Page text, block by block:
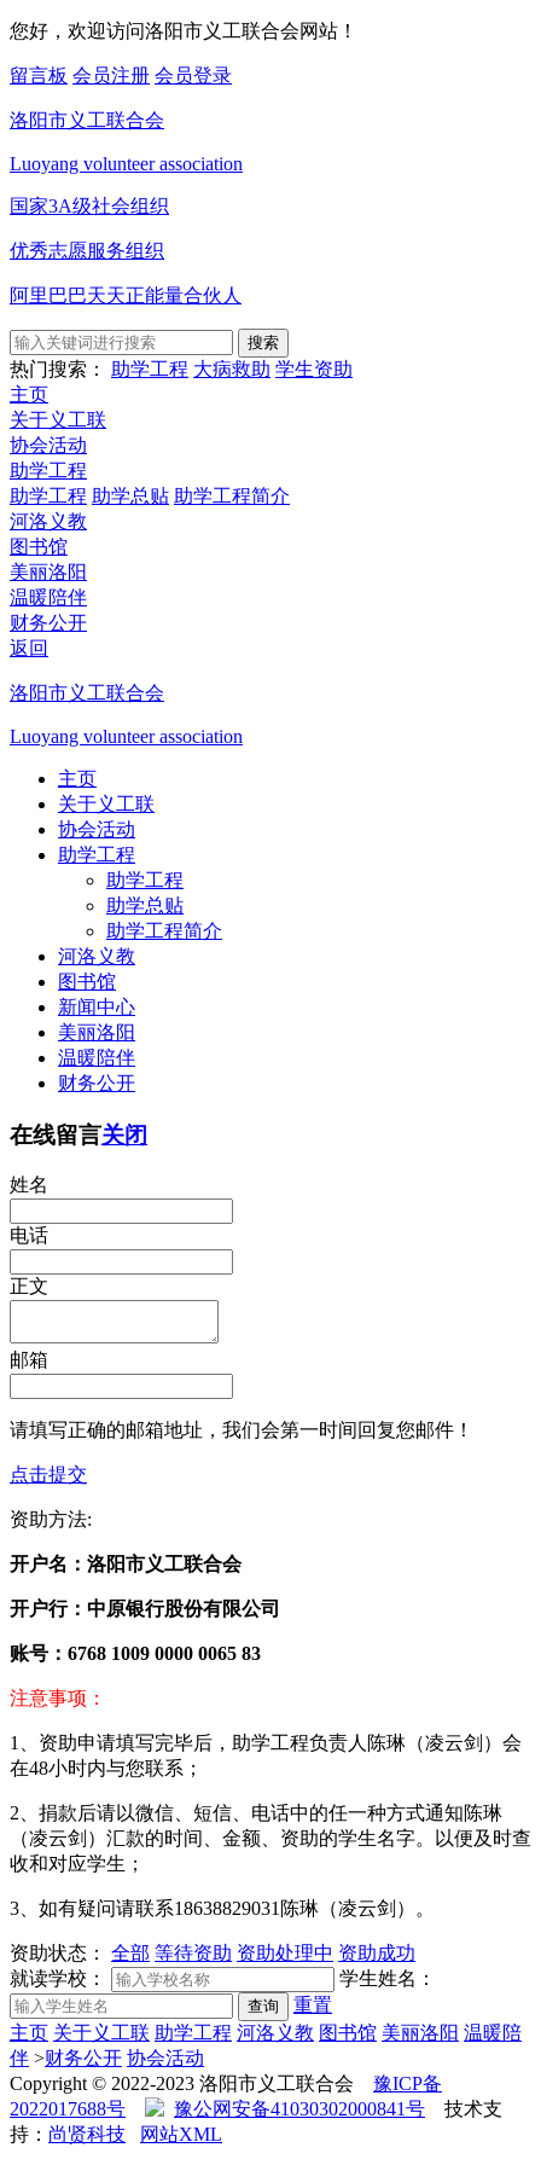
您好，欢迎访问洛阳市义工联合会网站！
留言板 会员注册 会员登录
洛阳市义工联合会
Luoyang volunteer association
国家3A级社会组织
优秀志愿服务组织
阿里巴巴天天正能量合伙人
搜索
热门搜索： 助学工程 大病救助 学生资助
主页
关于义工联
协会活动
助学工程
助学工程 助学总贴 助学工程简介
河洛义教
图书馆
美丽洛阳
温暖陪伴
财务公开
返回
洛阳市义工联合会
Luoyang volunteer association
主页
关于义工联
协会活动
助学工程
助学工程
助学总贴
助学工程简介
河洛义教
图书馆
新闻中心
美丽洛阳
温暖陪伴
财务公开
在线留言关闭
姓名
电话
正文
邮箱
请填写正确的邮箱地址，我们会第一时间回复您邮件！
点击提交
资助方法:
开户名： 洛阳市义工联合会
开户行： 中原银行股份有限公司
账号： 6768 1009 0000 0065 83
注意事项：
1、资助申请填写完毕后，助学工程负责人陈琳（凌云剑）会
在48小时内与您联系；
2、捐款后请以微信、短信、电话中的任一种方式通知陈琳
（凌云剑）汇款的时间、金额、资助的学生名字。以便及时查
收和对应学生；
3、如有疑问请联系18638829031陈琳（凌云剑）。
资助状态： 全部 等待资助 资助处理中 资助成功
就读学校：
学生姓名：
查询
重置
主页 关于义工联 助学工程 河洛义教 图书馆 美丽洛阳 温暖陪
伴 >财务公开 协会活动
Copyright © 2022-2023 洛阳市义工联合会
豫ICP备
2022017688号
豫公网安备41030302000841号
技术支
持： 尚贤科技 网站XML